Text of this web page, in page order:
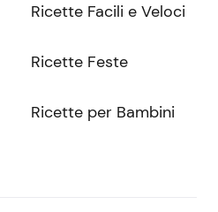
Ricette Facili e Veloci
Ricette Feste
Ricette per Bambini